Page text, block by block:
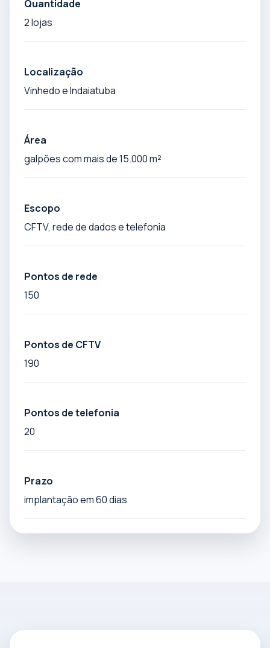
Quantidade
2 lojas
Localização
Vinhedo e Indaiatuba
Área
galpões com mais de 15.000 m²
Escopo
CFTV, rede de dados e telefonia
Pontos de rede
150
Pontos de CFTV
190
Pontos de telefonia
20
Prazo
implantação em 60 dias